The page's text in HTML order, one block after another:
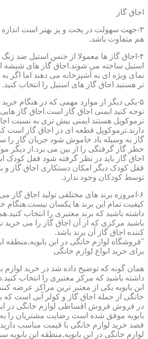
اجاق گاز
۳-جهت سهولت در پخت و پز بهتر است اندازه
هم متفاوت باشد.
۴-اجاق گاز ها معمولا از جنس استیل ضد
استیل ساخته می شوند.اجاق گاز های شیشه
نمای ویژه ای به آشپزخانه می دهند اما اگر
تر هستید اجاق گاز های استیل را انتخاب کنید.
۵-یکی دیگر از موارد مهمی که در هنگام خرید
توجه کنید ایمنی اجاق گاز است.اجاق گاز
ترموکوپل هستند ایمنی بیش تری به نسبت
دارند.ترموکوپل قطعه ای در اجاق گاز است
گاز به وسیله باد خاموش شود جریان گاز را
خطر گاز گرفتگی را از بین می برد.از دیگر
اجاق گاز باید در نظر گرفته شود قفل کودک
قفل کودک دیگر امکان دستکاری اجاق گاز و
توسط کودکان وجود ندارد.
۶-امروزه برند های مختلفی تولید اجاق گاز
کیفیت تمام این برند ها یکسان نیست.هنگام
داشته باشید که برند معتبری را انتخاب
باشید مرکزی که از آن اجاق گاز را می خرید
کننده اجاق گاز آن برند باشد.
"فروشگاه لوازم خانگی در ابن بابویه,منطقه
برای خرید انواع لوازم خانگی
همان گونه که توضیح داده شد در خرید لوازم
داشته باشید که مرکز معتبری را انتخاب
ابن بابویه یکی از معتبر ترین مراکز عرضه
خانگی از جمله اجاق گاز و کولر آبی است که
در فروش فروش اقساطی لوازم خانگی در ابن
بابویه موفق شده است رضایت مشتریان را
قصد خرید لوازم خانگی با قیمت مناسب
لوازم خانگی در ابن بابویه,منطقه ابن بابویه